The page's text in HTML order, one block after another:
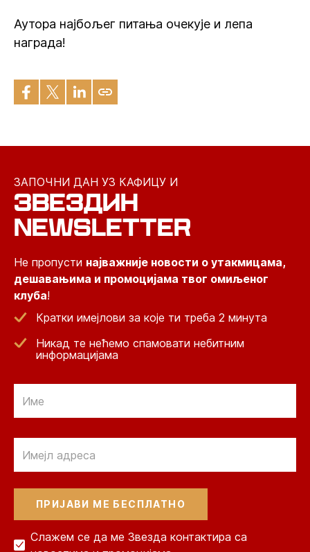
Аутора најбољег питања очекује и лепа
награда!
ЗАПОЧНИ ДАН УЗ КАФИЦУ И
ЗВЕЗДИН
NEWSLETTER
Не пропусти најважније новости о утакмицама,
дешавањима и промоцијама твог омиљеног
клуба!
Кратки имејлови за које ти треба 2 минута
Никад те нећемо спамовати небитним
информацијама
Слажем се да ме Звезда контактира са